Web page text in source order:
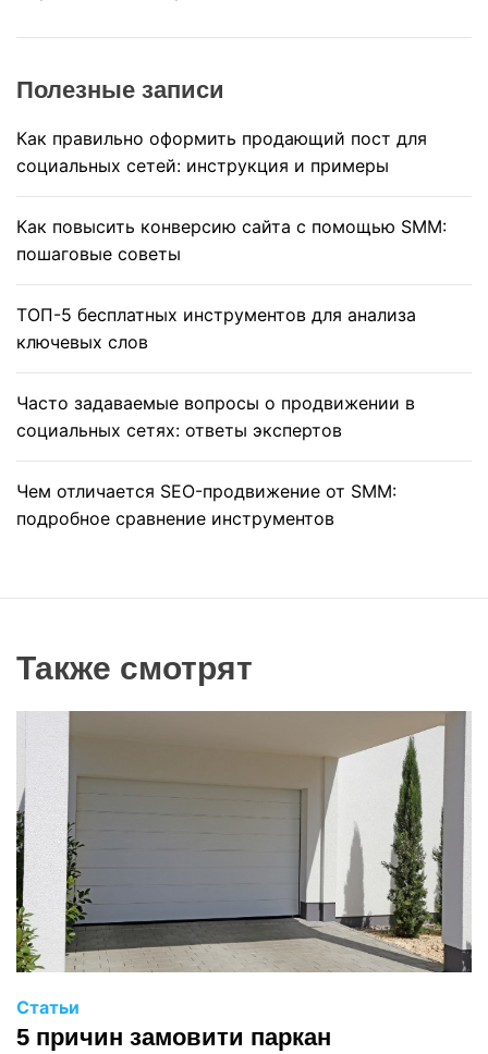
Полезные записи
Как правильно оформить продающий пост для
социальных сетей: инструкция и примеры
Как повысить конверсию сайта с помощью SMM:
пошаговые советы
ТОП-5 бесплатных инструментов для анализа
ключевых слов
Часто задаваемые вопросы о продвижении в
социальных сетях: ответы экспертов
Чем отличается SEO-продвижение от SMM:
подробное сравнение инструментов
Также смотрят
Статьи
5 причин замовити паркан